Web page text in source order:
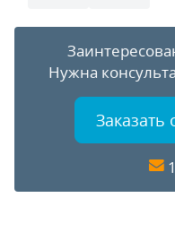
Нужна
Заказать